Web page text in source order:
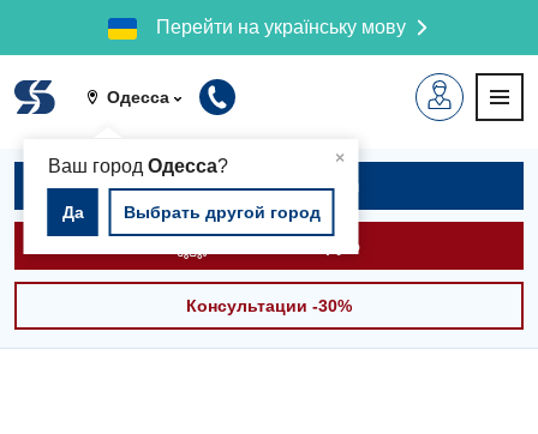
Перейти на українську мову
Одесса
×
Ваш город Одесса?
Да Выбрать другой город
Записаться на приём
Вызвать скорую
Консультации -30%